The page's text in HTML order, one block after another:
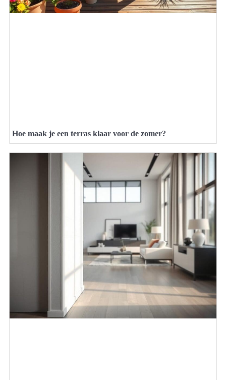
Hoe maak je een terras klaar voor de zomer?